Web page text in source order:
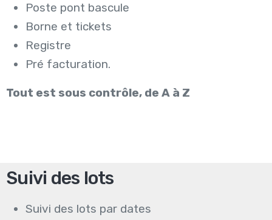
Poste pont bascule
Borne et tickets
Registre
Pré facturation.
Tout est sous contrôle, de A à Z
Suivi des lots
Suivi des lots par dates